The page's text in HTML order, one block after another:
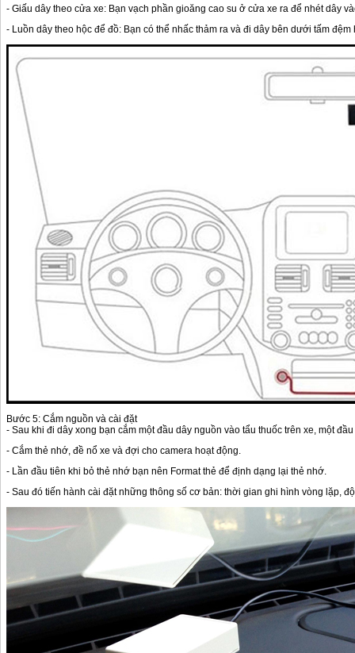
- Giấu dây theo cửa xe: Bạn vạch phần gioăng cao su ở cửa xe ra để nhét dây
- Luồn dây theo hộc để đồ: Bạn có thể nhấc thảm ra và đi dây bên dưới tấm
Bước 5: Cắm nguồn và cài đặt
- Sau khi đi dây xong bạn cắm một đầu dây nguồn vào tẩu thuốc trên xe, một
- Cắm thẻ nhớ, đề nổ xe và đợi cho camera hoạt động.
- Lần đầu tiên khi bỏ thẻ nhớ bạn nên Format thẻ để định dạng lại thẻ nhớ.
- Sau đó tiến hành cài đặt những thông số cơ bản: thời gian ghi hình vòng lặp,